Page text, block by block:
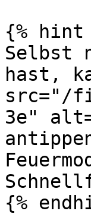
{%
Selbst
hast,
src="/
3e"
{%